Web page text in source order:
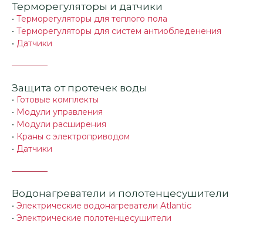
Терморегуляторы и датчики
• Терморегуляторы для теплого пола
• Терморегуляторы для систем антиобледенения
• Датчики
Защита от протечек воды
• Готовые комплекты
• Модули управления
• Модули расширения
• Краны с электроприводом
• Датчики
Водонагреватели и полотенцесушители
• Электрические водонагреватели Atlantic
• Электрические полотенцесушители